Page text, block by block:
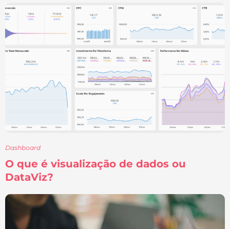
Dashboard
O que é visualização de dados ou
DataViz?